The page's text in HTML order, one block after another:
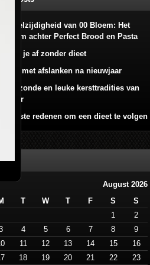
veelzijdigheid van 00 Bloem: Het
achter Perfect Brood en Pasta
val je af zonder dieet
met afslanken na nieuwjaar
gezonde en leuke kersttradities van
jaar
juiste redenen om een dieet te volgen
August 2026
T W T F S
S
1
2
4 5 6 7 8
9
11 12 13 14 15
16
18 19 20 21 22 23